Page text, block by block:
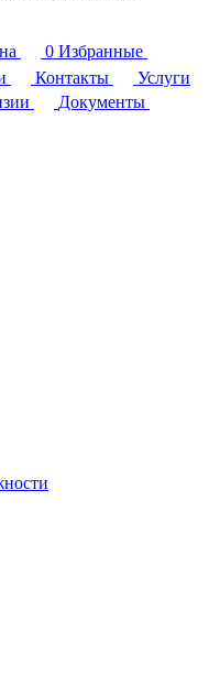
0 Избранные
Контакты
Услуги
Документы